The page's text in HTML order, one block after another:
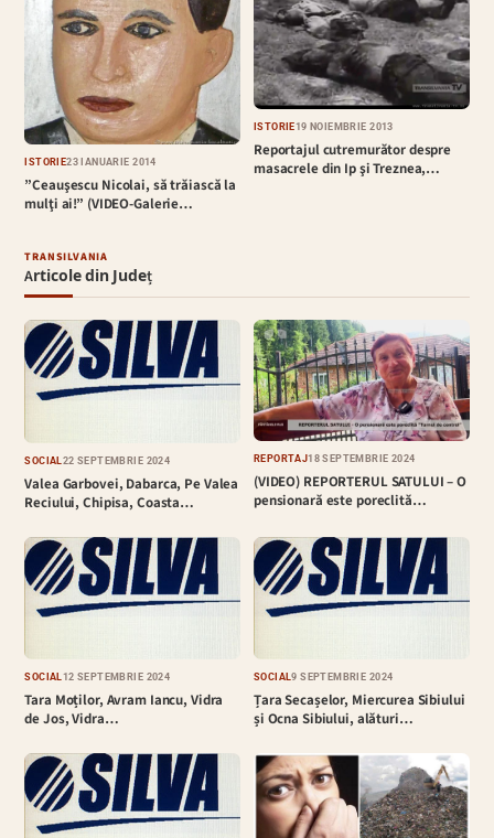
ISTORIE23 IANUARIE 2014
”Ceauşescu Nicolai, să trăiască la
mulţi ai!” (VIDEO-Galerie…
ISTORIE19 NOIEMBRIE 2013
Reportajul cutremurător despre
masacrele din Ip şi Treznea,…
TRANSILVANIA
Articole din Județ
SOCIAL 22 SEPTEMBRIE 2024
Valea Garbovei, Dabarca, Pe Valea
Reciului, Chipisa, Coasta…
REPORTAJ18 SEPTEMBRIE 2024
(VIDEO) REPORTERUL SATULUI – O
pensionară este poreclită…
SOCIAL12 SEPTEMBRIE 2024
Tara Moților, Avram Iancu, Vidra
de Jos, Vidra…
SOCIAL9 SEPTEMBRIE 2024
Țara Secașelor, Miercurea Sibiului
și Ocna Sibiului, alături…